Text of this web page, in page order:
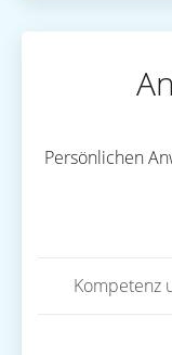
Persönlichen
Kompetenz